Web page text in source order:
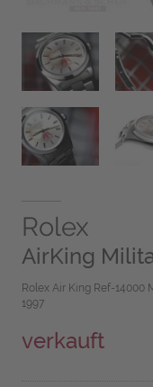
Rolex
AirKing
Rolex Air King Ref-14000
1997
verkauft